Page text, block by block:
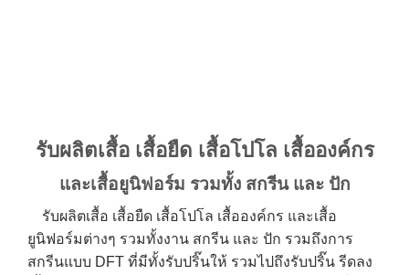
รับผลิตเสื้อ เสื้อยืด เสื้อโปโล เสื้อองค์กร
และเสื้อยูนิฟอร์ม รวมทั้ง สกรีน และ ปัก
รับผลิตเสื้อ เสื้อยืด เสื้อโปโล เสื้อองค์กร และเสื้อ
ยูนิฟอร์มต่างๆ รวมทั้งงาน สกรีน และ ปัก รวมถึงการ
สกรีนแบบ DFT ที่มีทั้งรับปริ๊นให้ รวมไปถึงรับปริ๊น รีดลง